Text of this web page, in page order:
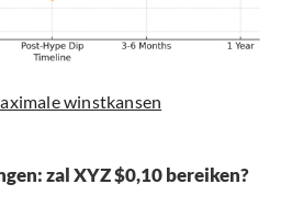
winstkansen
zal XYZ $0,10 bereiken?